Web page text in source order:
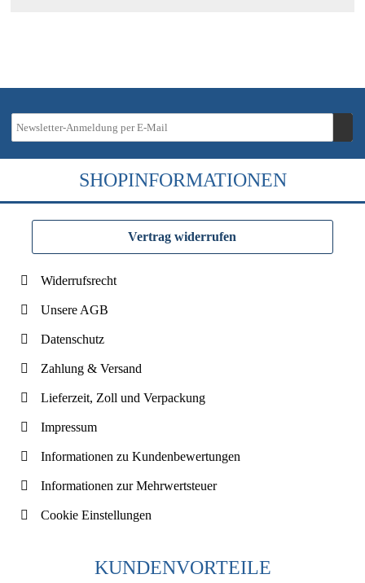
SHOPINFORMATIONEN
Vertrag widerrufen
Widerrufsrecht
Unsere AGB
Datenschutz
Zahlung & Versand
Lieferzeit, Zoll und Verpackung
Impressum
Informationen zu Kundenbewertungen
Informationen zur Mehrwertsteuer
Cookie Einstellungen
KUNDENVORTEILE